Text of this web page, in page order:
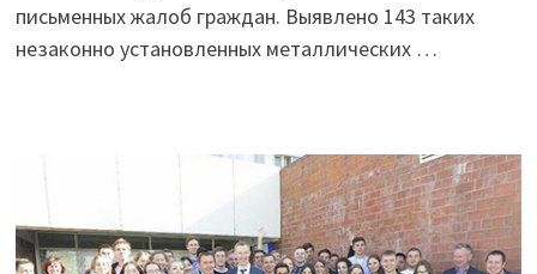
письменных жалоб граждан. Выявлено 143 таких
незаконно установленных металлических …